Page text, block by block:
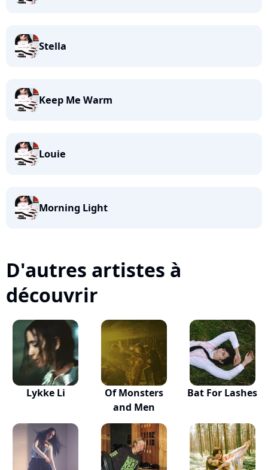
Stella
Keep Me Warm
Louie
Morning Light
D'autres artistes à
découvrir
Lykke Li
Of Monsters
and Men
Bat For Lashes